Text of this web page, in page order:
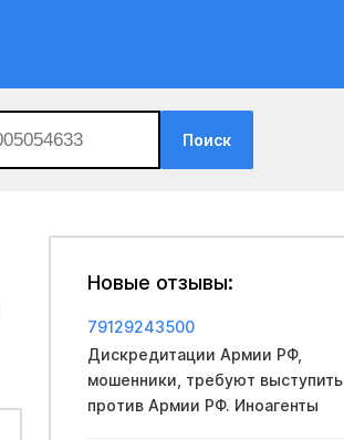
Поиск
Новые отзывы:
79129243500
Дискредитации Армии РФ,
мошенники, требуют выступить
против Армии РФ. Иноагенты